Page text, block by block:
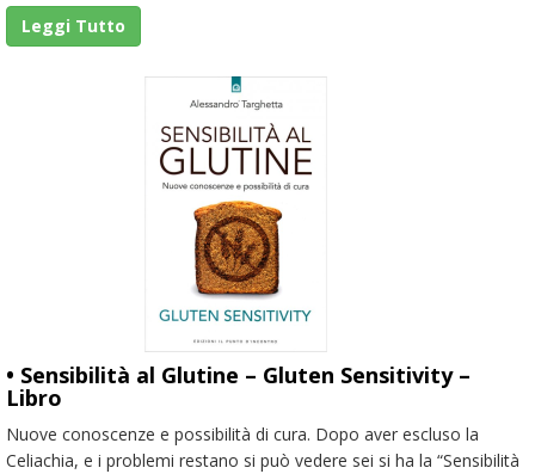
Leggi Tutto
• Sensibilità al Glutine – Gluten Sensitivity –
Libro
Nuove conoscenze e possibilità di cura. Dopo aver escluso la
Celiachia, e i problemi restano si può vedere sei si ha la “Sensibilità